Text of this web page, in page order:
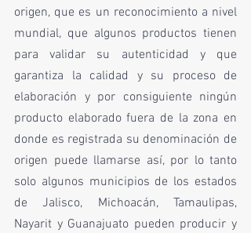
origen, que es un reconocimiento a nivel
mundial, que algunos productos tienen
para validar su autenticidad y que
garantiza la calidad y su proceso de
elaboración y por consiguiente ningún
producto elaborado fuera de la zona en
donde es registrada su denominación de
origen puede llamarse así, por lo tanto
solo algunos municipios de los estados
de Jalisco, Michoacán, Tamaulipas,
Nayarit y Guanajuato pueden producir y